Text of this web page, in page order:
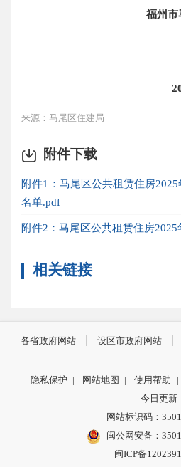
福州市马尾区
2025年5
来源：马尾区住建局
附件下载
附件1：马尾区公共租赁住房
名单.pdf
附件2：马尾区公共租赁住房2025
相关链接
各省政府网站 设区市政府网站
隐私保护 | 网站地图 | 使用帮助 |
今日更新
网站标识码：
闽公网安备：
闽ICP备